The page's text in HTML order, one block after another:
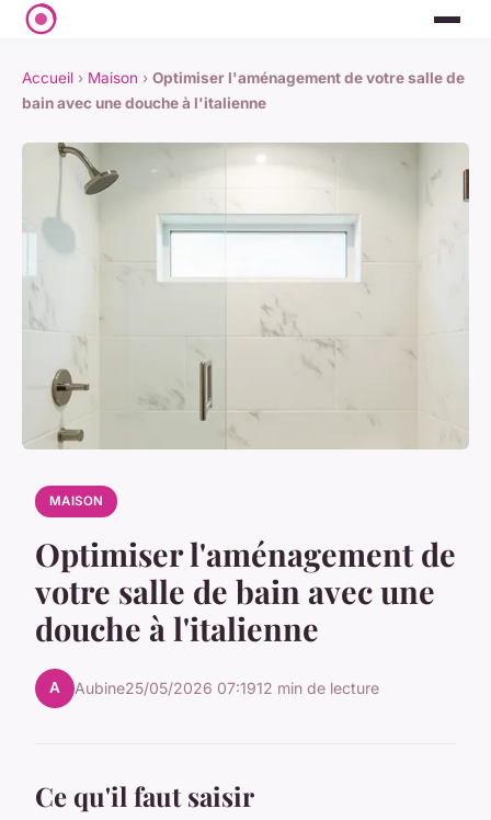
Accueil › Maison › Optimiser l'aménagement de votre salle de
bain avec une douche à l'italienne
MAISON
Optimiser l'aménagement de
votre salle de bain avec une
douche à l'italienne
A Aubine25/05/2026 07:1912 min de lecture
Ce qu'il faut saisir